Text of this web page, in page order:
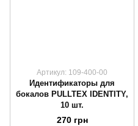
Артикул: 109-400-00
Идентификаторы для
бокалов PULLTEX IDENTITY,
10 шт.
270 грн